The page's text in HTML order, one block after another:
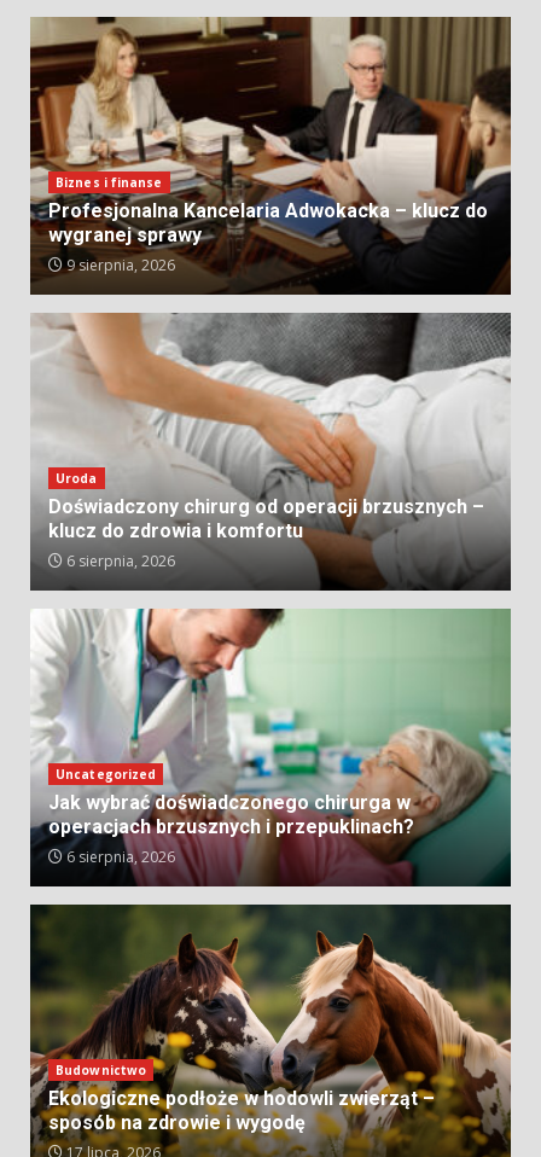
Biznes i finanse
Profesjonalna Kancelaria Adwokacka – klucz do
wygranej sprawy
9 sierpnia, 2026
Uroda
Doświadczony chirurg od operacji brzusznych –
klucz do zdrowia i komfortu
6 sierpnia, 2026
Uncategorized
Jak wybrać doświadczonego chirurga w
operacjach brzusznych i przepuklinach?
6 sierpnia, 2026
Budownictwo
Ekologiczne podłoże w hodowli zwierząt –
sposób na zdrowie i wygodę
17 lipca, 2026